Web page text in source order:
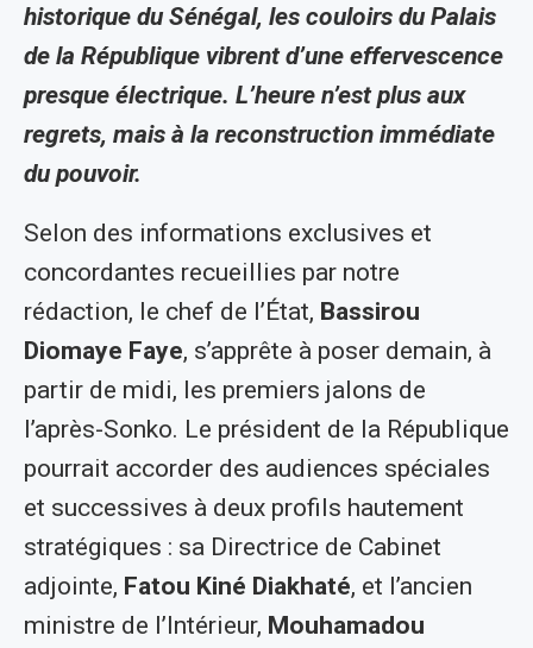
historique du Sénégal, les couloirs du Palais
de la République vibrent d’une effervescence
presque électrique. L’heure n’est plus aux
regrets, mais à la reconstruction immédiate
du pouvoir.
Selon des informations exclusives et
concordantes recueillies par notre
rédaction, le chef de l’État, Bassirou
Diomaye Faye, s’apprête à poser demain, à
partir de midi, les premiers jalons de
l’après-Sonko. Le président de la République
pourrait accorder des audiences spéciales
et successives à deux profils hautement
stratégiques : sa Directrice de Cabinet
adjointe, Fatou Kiné Diakhaté, et l’ancien
ministre de l’Intérieur, Mouhamadou